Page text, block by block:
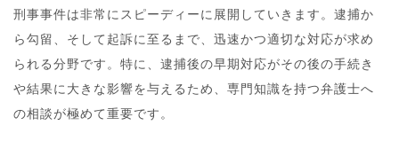
刑事事件は非常にスピーディーに展開していきます。逮捕か
ら勾留、そして起訴に至るまで、迅速かつ適切な対応が求め
られる分野です。特に、逮捕後の早期対応がその後の手続き
や結果に大きな影響を与えるため、専門知識を持つ弁護士へ
の相談が極めて重要です。